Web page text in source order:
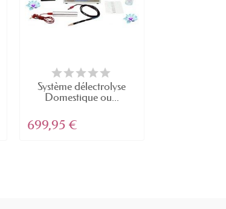
Système délectrolyse
Domestique ou...
699,95 €